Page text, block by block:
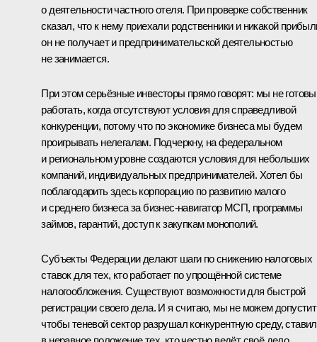
о деятельности частного отеля. При проверке собственник
сказал, что к нему приехали родственники и никакой
он не получает и предпринимательской деятельностью
не занимается.
При этом серьёзные инвесторы прямо говорят: мы не готовы
работать, когда отсутствуют условия для справедливой
конкуренции, потому что по экономике бизнеса мы будем
проигрывать нелегалам. Подчеркну, на федеральном
и региональном уровне создаются условия для небольших
компаний, индивидуальных предпринимателей. Хотел бы
поблагодарить здесь корпорацию по развитию малого
и среднего бизнеса за бизнес-навигатор МСП, программы
займов, гарантий, доступ к закупкам монополий.
Субъекты Федерации делают шаги по снижению налоговых
ставок для тех, кто работает по упрощённой системе
налогообложения. Существуют возможности для быстрой
регистрации своего дела. И я считаю, мы не можем
чтобы теневой сектор разрушал конкурентную среду, ставил